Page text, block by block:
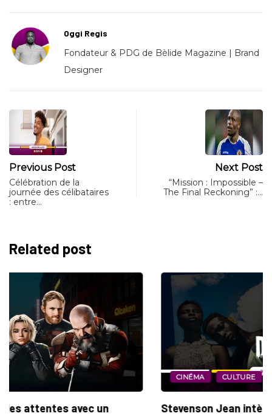
Oggi Regis
Fondateur & PDG de Bèlide Magazine | Brand
Designer
Previous Post
Célébration de la
journée des célibataires
: entre…
Next Post
“Mission : Impossible –
The Final Reckoning” :…
Related post
CINÉMA CULTURE
Stevenson Jean intègre le Marvel Cinematic